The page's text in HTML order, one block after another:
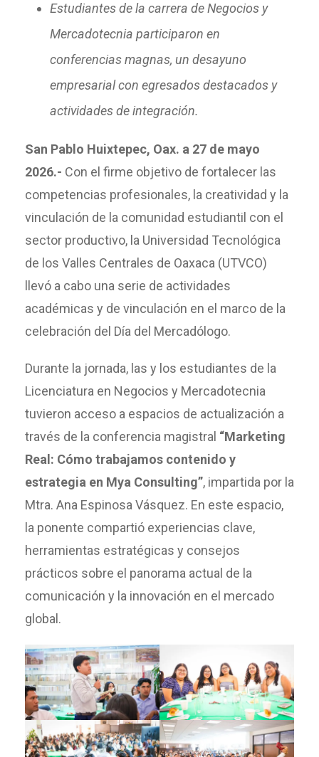
Estudiantes de la carrera de Negocios y
Mercadotecnia participaron en
conferencias magnas, un desayuno
empresarial con egresados destacados y
actividades de integración.
San Pablo Huixtepec, Oax. a 27 de mayo
2026.- Con el firme objetivo de fortalecer las
competencias profesionales, la creatividad y la
vinculación de la comunidad estudiantil con el
sector productivo, la Universidad Tecnológica
de los Valles Centrales de Oaxaca (UTVCO)
llevó a cabo una serie de actividades
académicas y de vinculación en el marco de la
celebración del Día del Mercadólogo.
Durante la jornada, las y los estudiantes de la
Licenciatura en Negocios y Mercadotecnia
tuvieron acceso a espacios de actualización a
través de la conferencia magistral “Marketing
Real: Cómo trabajamos contenido y
estrategia en Mya Consulting”, impartida por la
Mtra. Ana Espinosa Vásquez. En este espacio,
la ponente compartió experiencias clave,
herramientas estratégicas y consejos
prácticos sobre el panorama actual de la
comunicación y la innovación en el mercado
global.